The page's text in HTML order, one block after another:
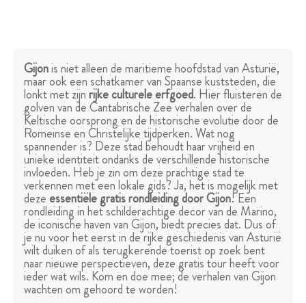
Gijonis niet alleen de maritieme hoofdstad van Asturië,
maar ook een schatkamer van Spaanse kuststeden, die
lonkt met zijnrijke culturele erfgoed. Hier fluisteren de
golven van de Cantabrische Zee verhalen over de
Keltische oorsprong en de historische evolutie door de
Romeinse en Christelijke tijdperken. Wat nog
spannender is? Deze stad behoudt haar vrijheid en
unieke identiteit ondanks de verschillende historische
invloeden. Heb je zin om deze prachtige stad te
verkennen met een lokale gids? Ja, het is mogelijk met
dezeessentiële gratis rondleiding door Gijon! Een
rondleiding in het schilderachtige decor van de Marino,
de iconische haven van Gijon, biedt precies dat. Dus of
je nu voor het eerst in de rijke geschiedenis van Asturië
wilt duiken of als terugkerende toerist op zoek bent
naar nieuwe perspectieven, deze gratis tour heeft voor
ieder wat wils. Kom en doe mee; de verhalen van Gijon
wachten om gehoord te worden!